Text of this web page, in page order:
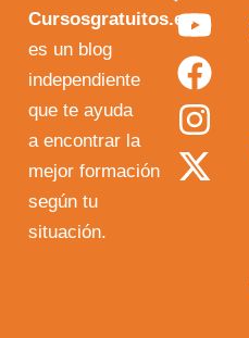
Cursosgratuitos.es
es un blog
independiente
que te ayuda
a encontrar la
mejor formación
según tu
situación.
Y
o
u
t
u
F
a
c
e
b
I
n
s
t
a
X
-
t
w
i